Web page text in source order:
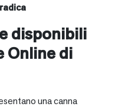
disponibili
Online di
una canna